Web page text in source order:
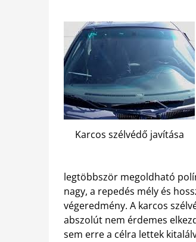
Karcos szélvédő javítása
legtöbbször megoldható
nagy, a repedés mély és
végeredmény. A karcos
abszolút nem érdemes
sem erre a célra lettek